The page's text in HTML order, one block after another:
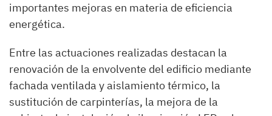
importantes mejoras en materia de eficiencia
energética.
Entre las actuaciones realizadas destacan la
renovación de la envolvente del edificio mediante
fachada ventilada y aislamiento térmico, la
sustitución de carpinterías, la mejora de la